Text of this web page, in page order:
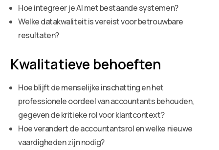
Hoe integreer je AI met bestaande systemen?
Welke datakwaliteit is vereist voor betrouwbare
resultaten?
Kwalitatieve behoeften
Hoe blijft de menselijke inschatting en het
professionele oordeel van accountants behouden,
gegeven de kritieke rol voor klantcontext?
Hoe verandert de accountantsrol en welke nieuwe
vaardigheden zijn nodig?